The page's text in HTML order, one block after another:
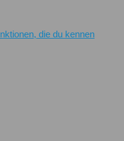
die du kennen